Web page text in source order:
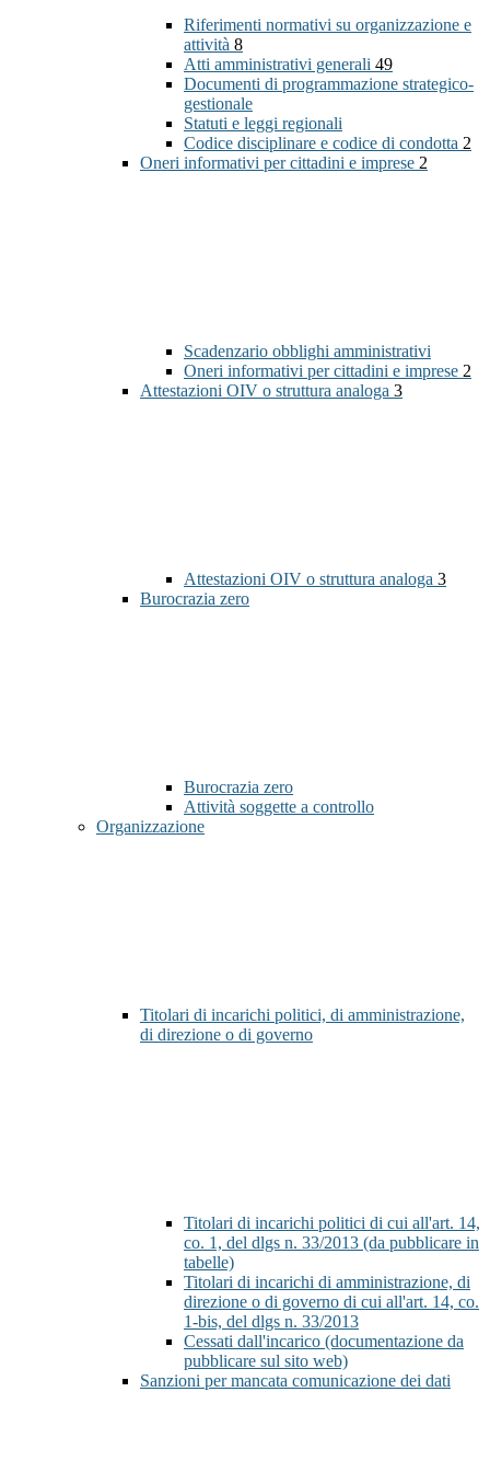
Riferimenti normativi su organizzazione e
attività 8
Atti amministrativi generali 49
Documenti di programmazione strategico-
gestionale
Statuti e leggi regionali
Codice disciplinare e codice di condotta 2
Oneri informativi per cittadini e imprese 2
Scadenzario obblighi amministrativi
Oneri informativi per cittadini e imprese 2
Attestazioni OIV o struttura analoga 3
Attestazioni OIV o struttura analoga 3
Burocrazia zero
Burocrazia zero
Attività soggette a controllo
Organizzazione
Titolari di incarichi politici, di amministrazione,
di direzione o di governo
Titolari di incarichi politici di cui all'art. 14,
co. 1, del dlgs n. 33/2013 (da pubblicare in
tabelle)
Titolari di incarichi di amministrazione, di
direzione o di governo di cui all'art. 14, co.
1-bis, del dlgs n. 33/2013
Cessati dall'incarico (documentazione da
pubblicare sul sito web)
Sanzioni per mancata comunicazione dei dati